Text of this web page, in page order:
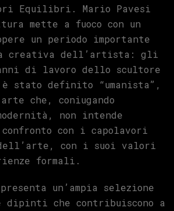
Equilibri. Mario Pavesi
mette a fuoco con un
un periodo importante
creativa dell’artista: gli
di lavoro dello scultore
stato definito “umanista”,
che, coniugando
non intende
con i capolavori
con i suoi valori
formali.
un’ampia selezione
che contribuiscono a